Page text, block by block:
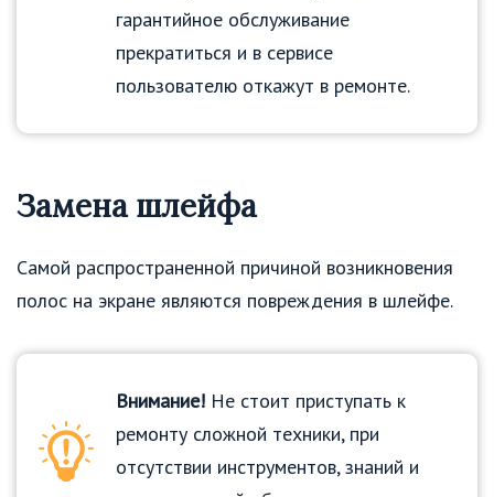
гарантийное обслуживание
прекратиться и в сервисе
пользователю откажут в ремонте.
Замена шлейфа
Самой распространенной причиной возникновения
полос на экране являются повреждения в шлейфе.
Внимание! Не стоит приступать к
ремонту сложной техники, при
отсутствии инструментов, знаний и